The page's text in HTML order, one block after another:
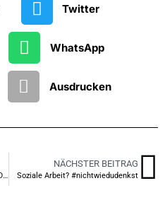
Twitter
WhatsApp
Ausdrucken
In welcher Welt wollen wir leben? Dr. Andreas Zeuch zur Unternehmensdemokratie in Organisationen der Sozialwirtschaft
NÄCHSTER BEITRAG
Soziale Arbeit? #nichtwiedudenkst